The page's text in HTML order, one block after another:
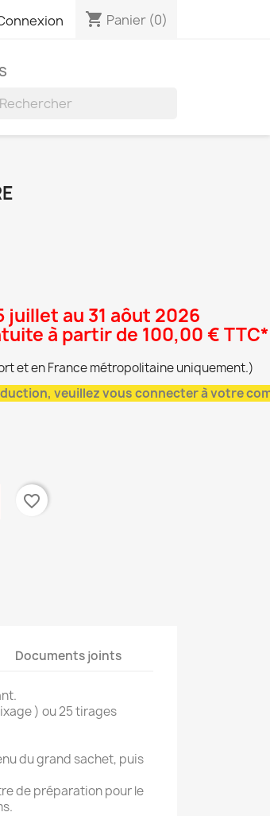
shopping_cart Panier (0)
juillet au 31 aôut 2026
à partir de 100,00 € TTC*
et en France métropolitaine uniquement.)
veuillez vous connecter à votre
favorite_border
Documents joints
) ou 25 tirages
du grand sachet, puis
de préparation pour le